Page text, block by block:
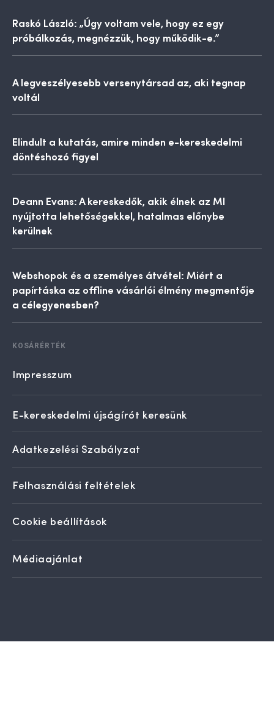
Raskó László: „Úgy voltam vele, hogy ez egy
próbálkozás, megnézzük, hogy működik-e.”
A legveszélyesebb versenytársad az, aki tegnap
voltál
Elindult a kutatás, amire minden e-kereskedelmi
döntéshozó figyel
Deann Evans: A kereskedők, akik élnek az MI
nyújtotta lehetőségekkel, hatalmas előnybe
kerülnek
Webshopok és a személyes átvétel: Miért a
papírtáska az offline vásárlói élmény megmentője
a célegyenesben?
KOSÁRÉRTÉK
Impresszum
E-kereskedelmi újságírót keresünk
Adatkezelési Szabályzat
Felhasználási feltételek
Cookie beállítások
Médiaajánlat